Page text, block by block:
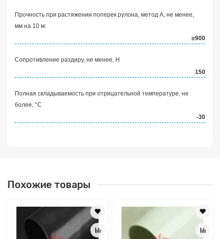
Прочность при растяжении поперек рулона, метод А, не менее,
мм на 10 м:
≥900
Сопротивление раздиру, не менее, Н
150
Полная складываемость при отрицательной температуре, не
более, °С
-30
Похожие товары